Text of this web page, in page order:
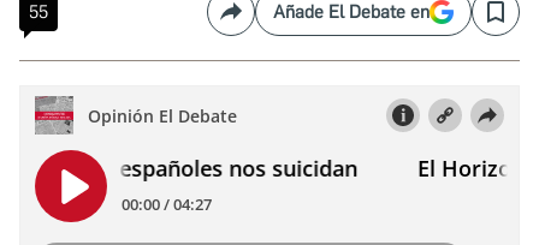
55 CompartirAñade El Debate en Save